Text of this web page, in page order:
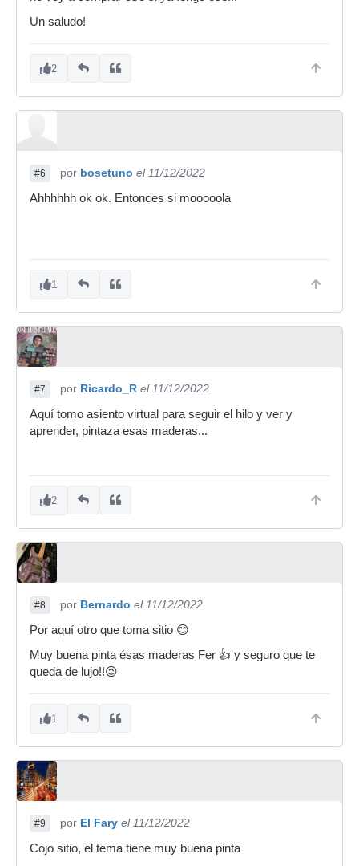
Un saludo!
2
#6 por bosetuno el 11/12/2022
Ahhhhhh ok ok. Entonces si mooooola
1
#7 por Ricardo_R el 11/12/2022
Aquí tomo asiento virtual para seguir el hilo y ver y
aprender, pintaza esas maderas...
2
#8 por Bernardo el 11/12/2022
Por aquí otro que toma sitio 😊
Muy buena pinta ésas maderas Fer 👍 y seguro que te
queda de lujo!!😉
1
#9 por El Fary el 11/12/2022
Cojo sitio, el tema tiene muy buena pinta